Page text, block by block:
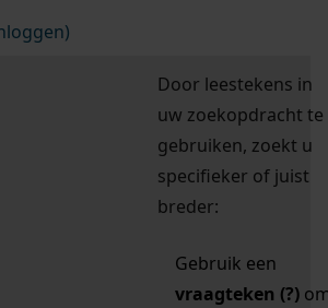
Door leestekens in
uw zoekopdracht te
gebruiken, zoekt u
specifieker of juist
breder:
Gebruik een
vraagteken (?)